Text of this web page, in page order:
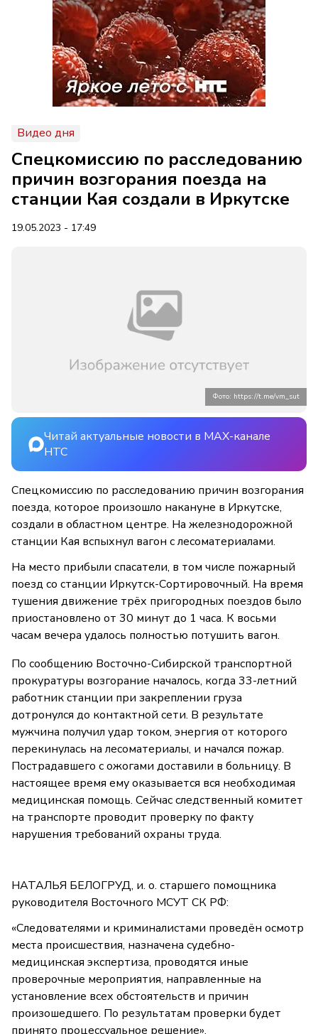
Видео дня
Спецкомиссию по расследованию
причин возгорания поезда на
станции Кая создали в Иркутске
19.05.2023 - 17:49
Фото: https://t.me/vm_sut
Читай актуальные новости в MAX-канале
НТС
Спецкомиссию по расследованию причин возгорания
поезда, которое произошло накануне в Иркутске,
создали в областном центре. На железнодорожной
станции Кая вспыхнул вагон с лесоматериалами.
На место прибыли спасатели, в том числе пожарный
поезд со станции Иркутск-Сортировочный. На время
тушения движение трёх пригородных поездов было
приостановлено от 30 минут до 1 часа. К восьми
часам вечера удалось полностью потушить вагон.
По сообщению Восточно-Сибирской транспортной
прокуратуры возгорание началось, когда 33-летний
работник станции при закреплении груза
дотронулся до контактной сети. В результате
мужчина получил удар током, энергия от которого
перекинулась на лесоматериалы, и начался пожар.
Пострадавшего с ожогами доставили в больницу. В
настоящее время ему оказывается вся необходимая
медицинская помощь. Сейчас следственный комитет
на транспорте проводит проверку по факту
нарушения требований охраны труда.
НАТАЛЬЯ БЕЛОГРУД, и. о. старшего помощника
руководителя Восточного МСУТ СК РФ:
«Следователями и криминалистами проведён осмотр
места происшествия, назначена судебно-
медицинская экспертиза, проводятся иные
проверочные мероприятия, направленные на
установление всех обстоятельств и причин
произошедшего. По результатам проверки будет
принято процессуальное решение».